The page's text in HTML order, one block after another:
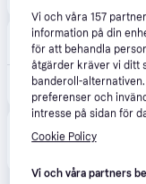
Varbergs
79 kr frakt,
Produkten finns även
Vi och våra157
information på din
för att behandla
åtgärder kräver vi ditt
banderoll-
preferenser och
intresse på sidan för
Cookie Policy
Vi och våra partners